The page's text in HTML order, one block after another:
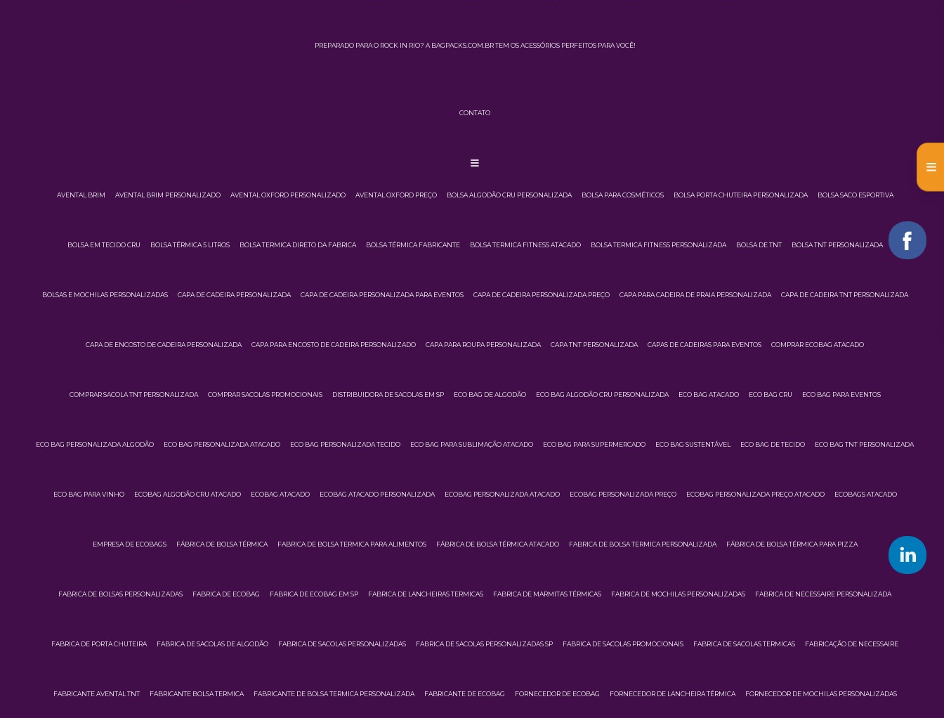
PREPARADO PARA O ROCK IN RIO? A BAGPACKS.COM.BR TEM OS ACESSÓRIOS PERFEITOS PARA VOCÊ!
CONTATO
AVENTAL BRIM AVENTAL BRIM PERSONALIZADO AVENTAL OXFORD PERSONALIZADO AVENTAL OXFORD PREÇO BOLSA ALGODÃO CRU PERSONALIZADA BOLSA PARA COSMÉTICOS BOLSA PORTA CHUTEIRA PERSONALIZADA BOLSA SACO ESPORTIVA
BOLSA EM TECIDO CRU BOLSA TÉRMICA 5 LITROS BOLSA TERMICA DIRETO DA FABRICA BOLSA TÉRMICA FABRICANTE BOLSA TERMICA FITNESS ATACADO BOLSA TERMICA FITNESS PERSONALIZADA BOLSA DE TNT BOLSA TNT PERSONALIZADA
BOLSAS E MOCHILAS PERSONALIZADAS CAPA DE CADEIRA PERSONALIZADA CAPA DE CADEIRA PERSONALIZADA PARA EVENTOS CAPA DE CADEIRA PERSONALIZADA PREÇO CAPA PARA CADEIRA DE PRAIA PERSONALIZADA CAPA DE CADEIRA TNT PERSONALIZADA
CAPA DE ENCOSTO DE CADEIRA PERSONALIZADA CAPA PARA ENCOSTO DE CADEIRA PERSONALIZADO CAPA PARA ROUPA PERSONALIZADA CAPA TNT PERSONALIZADA CAPAS DE CADEIRAS PARA EVENTOS COMPRAR ECOBAG ATACADO
COMPRAR SACOLA TNT PERSONALIZADA COMPRAR SACOLAS PROMOCIONAIS DISTRIBUIDORA DE SACOLAS EM SP ECO BAG DE ALGODÃO ECO BAG ALGODÃO CRU PERSONALIZADA ECO BAG ATACADO ECO BAG CRU ECO BAG PARA EVENTOS
ECO BAG PERSONALIZADA ALGODÃO ECO BAG PERSONALIZADA ATACADO ECO BAG PERSONALIZADA TECIDO ECO BAG PARA SUBLIMAÇÃO ATACADO ECO BAG PARA SUPERMERCADO ECO BAG SUSTENTÁVEL ECO BAG DE TECIDO ECO BAG TNT PERSONALIZADA
ECO BAG PARA VINHO ECOBAG ALGODÃO CRU ATACADO ECOBAG ATACADO ECOBAG ATACADO PERSONALIZADA ECOBAG PERSONALIZADA ATACADO ECOBAG PERSONALIZADA PREÇO ECOBAG PERSONALIZADA PREÇO ATACADO ECOBAGS ATACADO
EMPRESA DE ECOBAGS FÁBRICA DE BOLSA TÉRMICA FABRICA DE BOLSA TERMICA PARA ALIMENTOS FÁBRICA DE BOLSA TÉRMICA ATACADO FABRICA DE BOLSA TERMICA PERSONALIZADA FÁBRICA DE BOLSA TÉRMICA PARA PIZZA
FABRICA DE BOLSAS PERSONALIZADAS FABRICA DE ECOBAG FABRICA DE ECOBAG EM SP FABRICA DE LANCHEIRAS TERMICAS FABRICA DE MARMITAS TÉRMICAS FABRICA DE MOCHILAS PERSONALIZADAS FABRICA DE NECESSAIRE PERSONALIZADA
FABRICA DE PORTA CHUTEIRA FABRICA DE SACOLAS DE ALGODÃO FABRICA DE SACOLAS PERSONALIZADAS FABRICA DE SACOLAS PERSONALIZADAS SP FABRICA DE SACOLAS PROMOCIONAIS FABRICA DE SACOLAS TERMICAS FABRICAÇÃO DE NECESSAIRE
FABRICANTE AVENTAL TNT FABRICANTE BOLSA TERMICA FABRICANTE DE BOLSA TERMICA PERSONALIZADA FABRICANTE DE ECOBAG FORNECEDOR DE ECOBAG FORNECEDOR DE LANCHEIRA TÉRMICA FORNECEDOR DE MOCHILAS PERSONALIZADAS